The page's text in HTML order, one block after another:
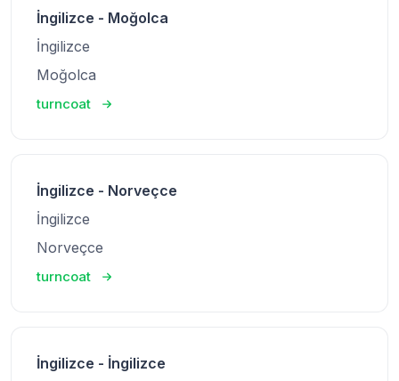
İngilizce - Moğolca
İngilizce
Moğolca
turncoat
İngilizce - Norveçce
İngilizce
Norveçce
turncoat
İngilizce - İngilizce